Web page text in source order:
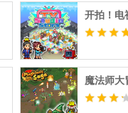
开拍！电
魔法师大